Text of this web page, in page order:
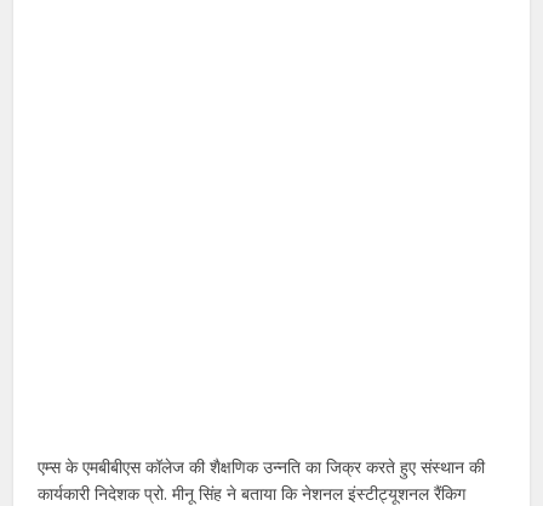
एम्स के एमबीबीएस कॉलेज की शैक्षणिक उन्नति का जिक्र करते हुए संस्थान की
कार्यकारी निदेशक प्रो. मीनू सिंह ने बताया कि नेशनल इंस्टीट्यूशनल रैंकिग